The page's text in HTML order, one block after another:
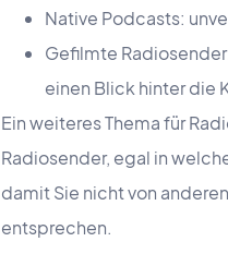
Native Podcasts:
Gefilmte
einen Blick hinter die
Ein weiteres Thema für
Radiosender, egal in
damit Sie nicht von
entsprechen.